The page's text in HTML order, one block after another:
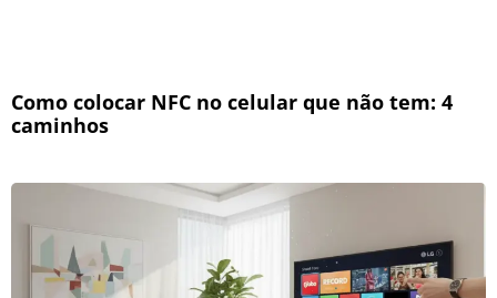
Como colocar NFC no celular que não tem: 4
caminhos